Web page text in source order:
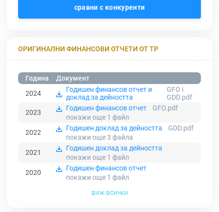
сравни с конкуренти
ОРИГИНАЛНИ ФИНАНСОВИ ОТЧЕТИ ОТ ТР
Година
Документ
2024
Годишен финансов отчет и
доклад за дейността
GFO i
GDD.pdf
2023
Годишен финансов отчет
GFO.pdf
покажи още 1 файл
2022
Годишен доклад за дейността
GDD.pdf
покажи още 3 файла
2021
Годишен доклад за дейността
покажи още 1 файл
2020
Годишен финансов отчет
покажи още 1 файл
виж всички